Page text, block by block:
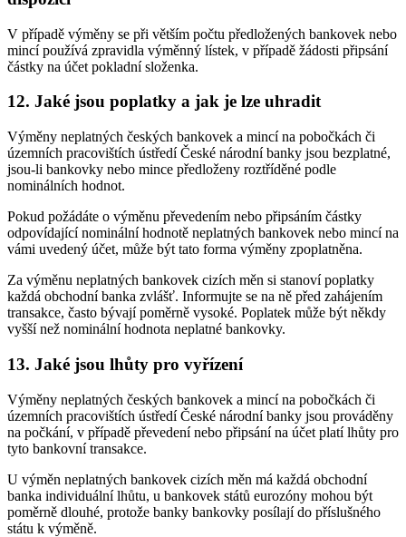
V případě výměny se při větším počtu předložených bankovek nebo
mincí používá zpravidla výměnný lístek, v případě žádosti připsání
částky na účet pokladní složenka.
12. Jaké jsou poplatky a jak je lze uhradit
Výměny neplatných českých bankovek a mincí na pobočkách či
územních pracovištích ústředí České národní banky jsou bezplatné,
jsou-li bankovky nebo mince předloženy roztříděné podle
nominálních hodnot.
Pokud požádáte o výměnu převedením nebo připsáním částky
odpovídající nominální hodnotě neplatných bankovek nebo mincí na
vámi uvedený účet, může být tato forma výměny zpoplatněna.
Za výměnu neplatných bankovek cizích měn si stanoví poplatky
každá obchodní banka zvlášť. Informujte se na ně před zahájením
transakce, často bývají poměrně vysoké. Poplatek může být někdy
vyšší než nominální hodnota neplatné bankovky.
13. Jaké jsou lhůty pro vyřízení
Výměny neplatných českých bankovek a mincí na pobočkách či
územních pracovištích ústředí České národní banky jsou prováděny
na počkání, v případě převedení nebo připsání na účet platí lhůty pro
tyto bankovní transakce.
U výměn neplatných bankovek cizích měn má každá obchodní
banka individuální lhůtu, u bankovek států eurozóny mohou být
poměrně dlouhé, protože banky bankovky posílají do příslušného
státu k výměně.